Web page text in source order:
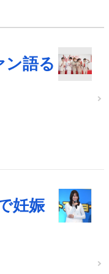
ン語る
妊娠